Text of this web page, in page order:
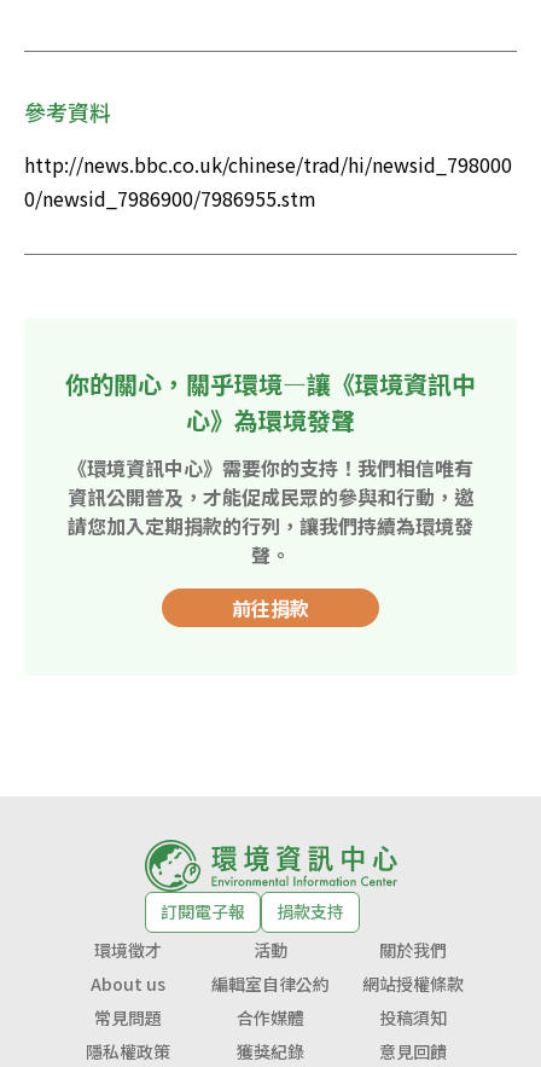
參考資料
http://news.bbc.co.uk/chinese/trad/hi/newsid_798000
0/newsid_7986900/7986955.stm
你的關心，關乎環境—讓《環境資訊中
心》為環境發聲
《環境資訊中心》需要你的支持！我們相信唯有
資訊公開普及，才能促成民眾的參與和行動，邀
請您加入定期捐款的行列，讓我們持續為環境發
聲。
前往捐款
訂閱電子報
捐款支持
環境徵才
活動
關於我們
About us
編輯室自律公約
網站授權條款
常見問題
合作媒體
投稿須知
隱私權政策
獲獎紀錄 意見回饋